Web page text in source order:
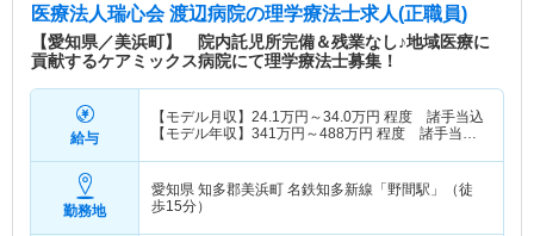
医療法人瑞心会 渡辺病院の理学療法士求人(正職員)
【愛知県／美浜町】 院内託児所完備＆残業なし♪地域医療に
貢献するケアミックス病院にて理学療法士募集！
給与
【モデル月収】 24.1万円～34.0万円 程度 諸手当込
【モデル年収】 341万円～488万円 程度 諸手当・
勤務地
愛知県 知多郡美浜町 名鉄知多新線「野間駅」（徒
歩15分）